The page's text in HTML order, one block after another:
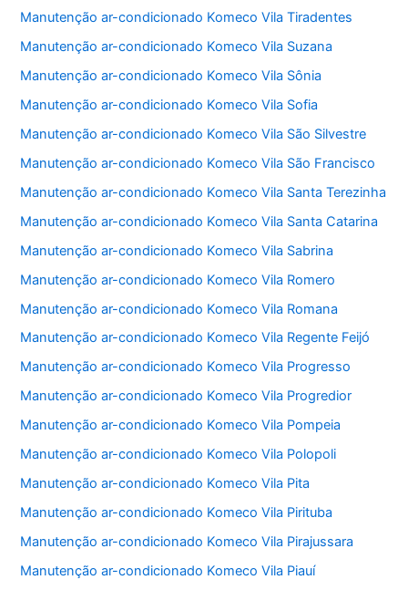
Manutenção ar-condicionado Komeco Vila Tiradentes
Manutenção ar-condicionado Komeco Vila Suzana
Manutenção ar-condicionado Komeco Vila Sônia
Manutenção ar-condicionado Komeco Vila Sofia
Manutenção ar-condicionado Komeco Vila São Silvestre
Manutenção ar-condicionado Komeco Vila São Francisco
Manutenção ar-condicionado Komeco Vila Santa Terezinha
Manutenção ar-condicionado Komeco Vila Santa Catarina
Manutenção ar-condicionado Komeco Vila Sabrina
Manutenção ar-condicionado Komeco Vila Romero
Manutenção ar-condicionado Komeco Vila Romana
Manutenção ar-condicionado Komeco Vila Regente Feijó
Manutenção ar-condicionado Komeco Vila Progresso
Manutenção ar-condicionado Komeco Vila Progredior
Manutenção ar-condicionado Komeco Vila Pompeia
Manutenção ar-condicionado Komeco Vila Polopoli
Manutenção ar-condicionado Komeco Vila Pita
Manutenção ar-condicionado Komeco Vila Pirituba
Manutenção ar-condicionado Komeco Vila Pirajussara
Manutenção ar-condicionado Komeco Vila Piauí